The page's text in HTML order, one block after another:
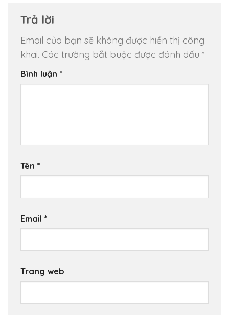
Trả lời
Email của bạn sẽ không được hiển thị công
khai. Các trường bắt buộc được đánh dấu *
Bình luận *
Tên *
Email *
Trang web